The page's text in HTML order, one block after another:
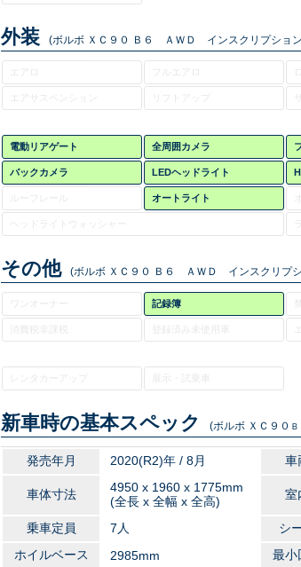
外装 (ボルボ ＸＣ９０ Ｂ６ ＡＷＤ インスクリプショ
電動リアゲート 全周囲カメラ
バックカメラ LEDヘッドライト
オートライト
ヘッドライトウォッシャー
その他 (ボルボ ＸＣ９０ Ｂ６ ＡＷＤ インスクリプ
ワンオーナー 記録簿
消費税非課税
レンタカーアップ
新車時の基本スペック (ボルボ ＸＣ９０
発売年月 2020(R2)年 / 8月 車
車体寸法
4950 x 1960 x 1775mm
(全長 x 全幅 x 全高)
室
乗車定員
7人 シ
ホイルベース
2985mm 最小